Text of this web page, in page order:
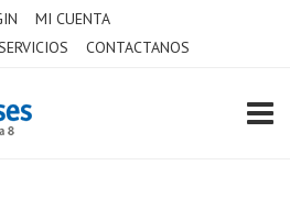
MI CUENTA
CONTACTANOS